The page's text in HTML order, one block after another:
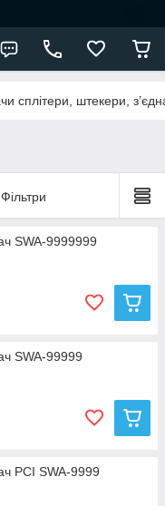
сплітери, штекери,
Фільтри
SWA-9999999
SWA-99999
PCI SWA-9999